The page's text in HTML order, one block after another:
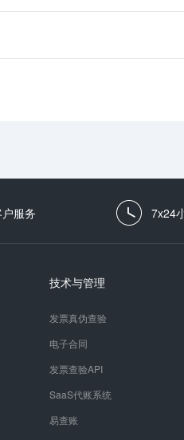
服务 7x24
技术与管理
发票真伪查验
电子合同
发票查验API
SaaS代账系统
易查账